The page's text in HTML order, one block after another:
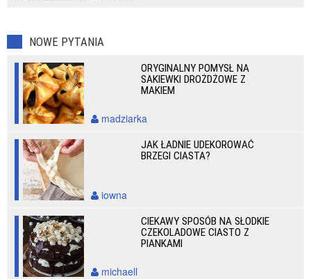
NOWE PYTANIA
ORYGINALNY POMYSŁ NA
SAKIEWKI DROŻDŻOWE Z
MAKIEM
madziarka
JAK ŁADNIE UDEKOROWAĆ
BRZEGI CIASTA?
iowna
CIEKAWY SPOSÓB NA SŁODKIE
CZEKOLADOWE CIASTO Z
PIANKAMI
michaell